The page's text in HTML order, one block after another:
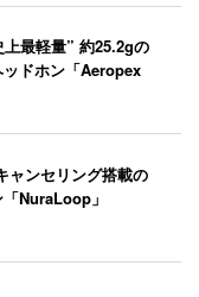
最軽量” 約25.2gの
ドホン「Aeropex
ャンセリング搭載の
NuraLoop」